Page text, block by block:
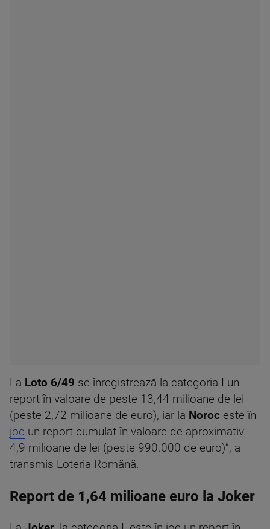
La Loto 6/49 se înregistrează la categoria I un
report în valoare de peste 13,44 milioane de lei
(peste 2,72 milioane de euro), iar la Noroc este în
joc un report cumulat în valoare de aproximativ
4,9 milioane de lei (peste 990.000 de euro)”, a
transmis Loteria Română.
Report de 1,64 milioane euro la Joker